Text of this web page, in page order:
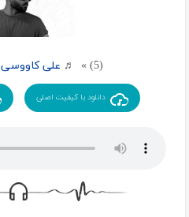
(5) » ♬ علی کاووسی
دانلود با کیفیت اصلی